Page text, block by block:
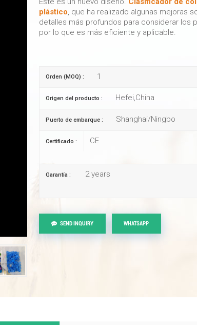
plástico, que ha realizado algunas mejoras
detalles más profundos para considerar los
por lo que es más eficiente y aplicable.
Orden (MOQ) : 1
Origen del producto : Hefei,China
Puerto de embarque : Shanghai/Ningbo
Certificado : CE
Garantía : 2 years
SEND INQUIRY WHATSAPP